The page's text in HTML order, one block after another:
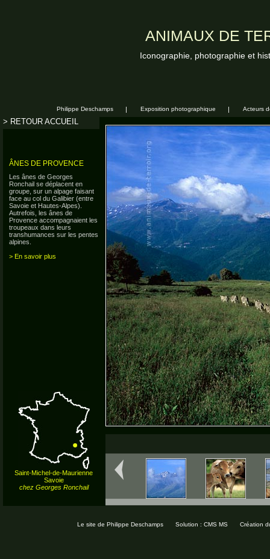
ANIMAUX DE
Iconographie, photographie et
Acteurs
|
Exposition photographique
|
Philippe Deschamps
> RETOUR ACCUEIL
ÂNES DE PROVENCE
Les ânes de Georges
Ronchail se déplacent en
groupe, sur un alpage faisant
face au col du Galibier (entre
Savoie et Hautes-Alpes).
Autrefois, les ânes de
Provence accompagnaient les
troupeaux dans leurs
transhumances sur les pentes
alpines.
> En savoir plus
Saint-Michel-de-Maurienne
Savoie
chez Georges Ronchail
Création
Solution : CMS MS
Le site de Philippe Deschamps